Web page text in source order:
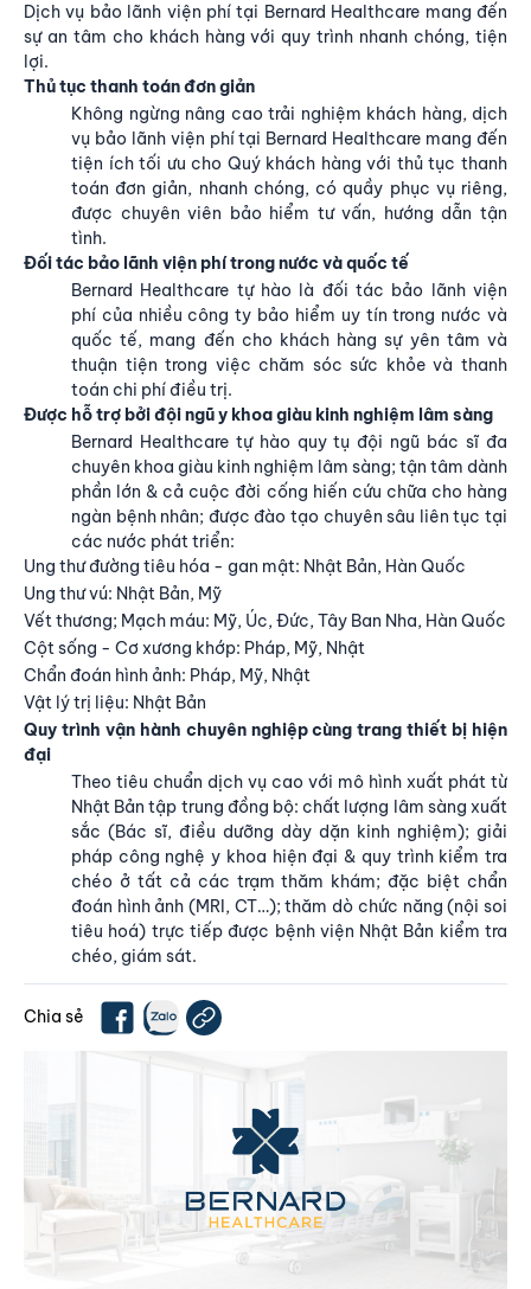
Dịch vụ bảo lãnh viện phí tại Bernard Healthcare mang đến
sự an tâm cho khách hàng với quy trình nhanh chóng, tiện
lợi.
Thủ tục thanh toán đơn giản
Không ngừng nâng cao trải nghiệm khách hàng, dịch
vụ bảo lãnh viện phí tại Bernard Healthcare mang đến
tiện ích tối ưu cho Quý khách hàng với thủ tục thanh
toán đơn giản, nhanh chóng, có quầy phục vụ riêng,
được chuyên viên bảo hiểm tư vấn, hướng dẫn tận
tình.
Đối tác bảo lãnh viện phí trong nước và quốc tế
Bernard Healthcare tự hào là đối tác bảo lãnh viện
phí của nhiều công ty bảo hiểm uy tín trong nước và
quốc tế, mang đến cho khách hàng sự yên tâm và
thuận tiện trong việc chăm sóc sức khỏe và thanh
toán chi phí điều trị.
Được hỗ trợ bởi đội ngũ y khoa giàu kinh nghiệm lâm sàng
Bernard Healthcare tự hào quy tụ đội ngũ bác sĩ đa
chuyên khoa giàu kinh nghiệm lâm sàng; tận tâm dành
phần lớn & cả cuộc đời cống hiến cứu chữa cho hàng
ngàn bệnh nhân; được đào tạo chuyên sâu liên tục tại
các nước phát triển:
Ung thư đường tiêu hóa - gan mật: Nhật Bản, Hàn Quốc
Ung thư vú: Nhật Bản, Mỹ
Vết thương; Mạch máu: Mỹ, Úc, Đức, Tây Ban Nha, Hàn Quốc
Cột sống - Cơ xương khớp: Pháp, Mỹ, Nhật
Chẩn đoán hình ảnh: Pháp, Mỹ, Nhật
Vật lý trị liệu: Nhật Bản
Quy trình vận hành chuyên nghiệp cùng trang thiết bị hiện
đại
Theo tiêu chuẩn dịch vụ cao với mô hình xuất phát từ
Nhật Bản tập trung đồng bộ: chất lượng lâm sàng xuất
sắc (Bác sĩ, điều dưỡng dày dặn kinh nghiệm); giải
pháp công nghệ y khoa hiện đại & quy trình kiểm tra
chéo ở tất cả các trạm thăm khám; đặc biệt chẩn
đoán hình ảnh (MRI, CT…); thăm dò chức năng (nội soi
tiêu hoá) trực tiếp được bệnh viện Nhật Bản kiểm tra
chéo, giám sát.
Chia sẻ